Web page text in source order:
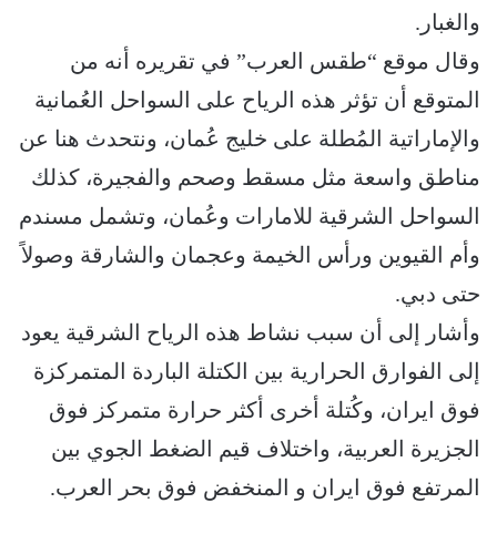
والغبار.
وقال موقع “طقس العرب” في تقريره أنه من
المتوقع أن تؤثر هذه الرياح على السواحل العُمانية
والإماراتية المُطلة على خليج عُمان، ونتحدث هنا عن
مناطق واسعة مثل مسقط وصحم والفجيرة، كذلك
السواحل الشرقية للامارات وعُمان، وتشمل مسندم
وأم القيوين ورأس الخيمة وعجمان والشارقة وصولاً
حتى دبي.
وأشار إلى أن سبب نشاط هذه الرياح الشرقية يعود
إلى الفوارق الحرارية بين الكتلة الباردة المتمركزة
فوق ايران، وكُتلة أخرى أكثر حرارة متمركز فوق
الجزيرة العربية، واختلاف قيم الضغط الجوي بين
المرتفع فوق ايران و المنخفض فوق بحر العرب.